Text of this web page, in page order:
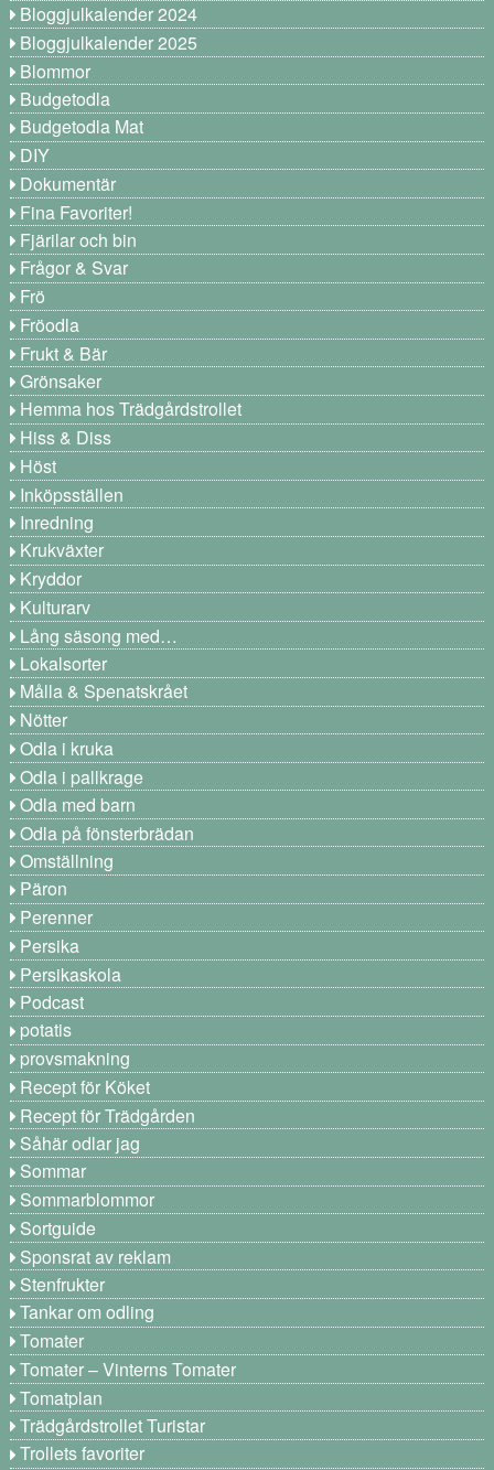
Bloggjulkalender 2024
Bloggjulkalender 2025
Blommor
Budgetodla
Budgetodla Mat
DIY
Dokumentär
Fina Favoriter!
Fjärilar och bin
Frågor & Svar
Frö
Fröodla
Frukt & Bär
Grönsaker
Hemma hos Trädgårdstrollet
Hiss & Diss
Höst
Inköpsställen
Inredning
Krukväxter
Kryddor
Kulturarv
Lång säsong med…
Lokalsorter
Målla & Spenatskrået
Nötter
Odla i kruka
Odla i pallkrage
Odla med barn
Odla på fönsterbrädan
Omställning
Päron
Perenner
Persika
Persikaskola
Podcast
potatis
provsmakning
Recept för Köket
Recept för Trädgården
Såhär odlar jag
Sommar
Sommarblommor
Sortguide
Sponsrat av reklam
Stenfrukter
Tankar om odling
Tomater
Tomater – Vinterns Tomater
Tomatplan
Trädgårdstrollet Turistar
Trollets favoriter